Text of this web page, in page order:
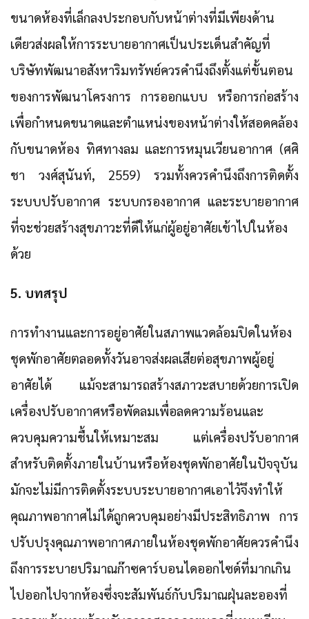
ขนาดห้องที่เล็กลงประกอบกับหน้าต่างที่มีเพียงด้าน
เดียวส่งผลให้การระบายอากาศเป็นประเด็นสำคัญที่
บริษัทพัฒนาอสังหาริมทรัพย์ควรคำนึงถึงตั้งแต่ขั้นตอน
ของการพัฒนาโครงการ การออกแบบ หรือการก่อสร้าง
เพื่อกำหนดขนาดและตำแหน่งของหน้าต่างให้สอดคล้อง
กับขนาดห้อง ทิศทางลม และการหมุนเวียนอากาศ (ศศิ
ชา วงศ์สุนันท์, 2559) รวมทั้งควรคำนึงถึงการติดตั้ง
ระบบปรับอากาศ ระบบกรองอากาศ และระบายอากาศ
ที่จะช่วยสร้างสุขภาวะที่ดีให้แก่ผู้อยู่อาศัยเข้าไปในห้อง
ด้วย
5. บทสรุป
การทำงานและการอยู่อาศัยในสภาพแวดล้อมปิดในห้อง
ชุดพักอาศัยตลอดทั้งวันอาจส่งผลเสียต่อสุขภาพผู้อยู่
อาศัยได้ แม้จะสามารถสร้างสภาวะสบายด้วยการเปิด
เครื่องปรับอากาศหรือพัดลมเพื่อลดความร้อนและ
ควบคุมความชื้นให้เหมาะสม แต่เครื่องปรับอากาศ
สำหรับติดตั้งภายในบ้านหรือห้องชุดพักอาศัยในปัจจุบัน
มักจะไม่มีการติดตั้งระบบระบายอากาศเอาไว้จึงทำให้
คุณภาพอากาศไม่ได้ถูกควบคุมอย่างมีประสิทธิภาพ การ
ปรับปรุงคุณภาพอากาศภายในห้องชุดพักอาศัยควรคำนึง
ถึงการระบายปริมาณก๊าซคาร์บอนไดออกไซด์ที่มากเกิน
ไปออกไปจากห้องซึ่งจะสัมพันธ์กับปริมาณฝุ่นละอองที่